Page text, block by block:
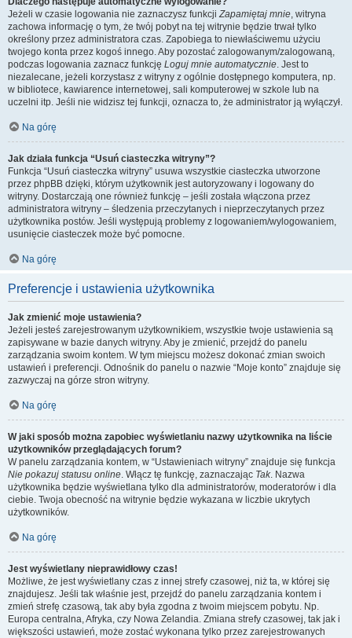
Jeżeli w czasie logowania nie zaznaczysz funkcjiZapamiętaj mnie, witryna
zachowa informację o tym, że twój pobyt na tej witrynie będzie trwał tylko
określony przez administratora czas. Zapobiega to niewłaściwemu użyciu
twojego konta przez kogoś innego. Aby pozostać zalogowanym/zalogowaną,
podczas logowania zaznacz funkcję Loguj mnie automatycznie. Jest to
niezalecane, jeżeli korzystasz z witryny z ogólnie dostępnego komputera, np.
w bibliotece, kawiarence internetowej, sali komputerowej w szkole lub na
uczelni itp. Jeśli nie widzisz tej funkcji, oznacza to, że administrator ją wyłączył.
Na górę
Jak działa funkcja “Usuń ciasteczka witryny”?
Funkcja “Usuń ciasteczka witryny” usuwa wszystkie ciasteczka utworzone
przez phpBB dzięki, którym użytkownik jest autoryzowany i logowany do
witryny. Dostarczają one również funkcję – jeśli została włączona przez
administratora witryny – śledzenia przeczytanych i nieprzeczytanych przez
użytkownika postów. Jeśli występują problemy z logowaniem/wylogowaniem,
usunięcie ciasteczek może być pomocne.
Na górę
Preferencje i ustawienia użytkownika
Jak zmienić moje ustawienia?
Jeżeli jesteś zarejestrowanym użytkownikiem, wszystkie twoje ustawienia są
zapisywane w bazie danych witryny. Aby je zmienić, przejdź do panelu
zarządzania swoim kontem. W tym miejscu możesz dokonać zmian swoich
ustawień i preferencji. Odnośnik do panelu o nazwie “Moje konto” znajduje się
zazwyczaj na górze stron witryny.
Na górę
W jaki sposób można zapobiec wyświetlaniu nazwy użytkownika na liście
użytkowników przeglądających forum?
W panelu zarządzania kontem, w “Ustawieniach witryny” znajduje się funkcja
Nie pokazuj statusu online. Włącz tę funkcję, zaznaczając Tak. Nazwa
użytkownika będzie wyświetlana tylko dla administratorów, moderatorów i dla
ciebie. Twoja obecność na witrynie będzie wykazana w liczbie ukrytych
użytkowników.
Na górę
Jest wyświetlany nieprawidłowy czas!
Możliwe, że jest wyświetlany czas z innej strefy czasowej, niż ta, w której się
znajdujesz. Jeśli tak właśnie jest, przejdź do panelu zarządzania kontem i
zmień strefę czasową, tak aby była zgodna z twoim miejscem pobytu. Np.
Europa centralna, Afryka, czy Nowa Zelandia. Zmiana strefy czasowej, tak jak i
większości ustawień, może zostać wykonana tylko przez zarejestrowanych